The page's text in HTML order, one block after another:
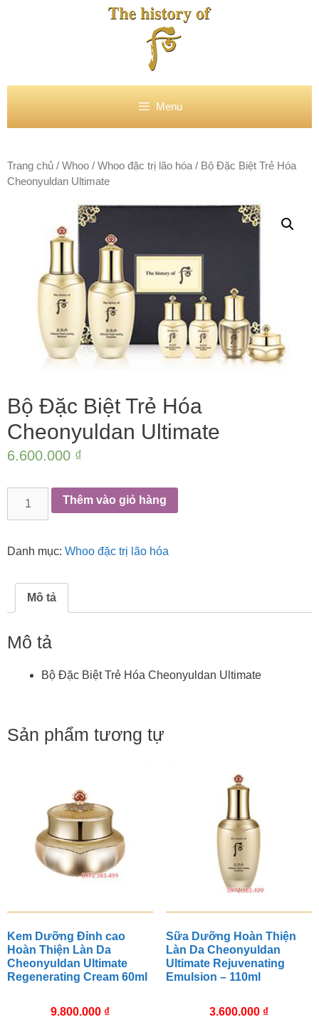
Menu
Trang chủ / Whoo / Whoo đặc trị lão hóa / Bộ Đặc Biệt Trẻ Hóa
Cheonyuldan Ultimate
Bộ Đặc Biệt Trẻ Hóa
Cheonyuldan Ultimate
6.600.000 ₫
Trẻ
Cheonyuldan
Ultimate
số
lượng
Thêm vào giỏ hàng
Danh mục: Whoo đặc trị lão hóa
Mô tả
Mô tả
Bộ Đặc Biệt Trẻ Hóa Cheonyuldan Ultimate
Sản phẩm tương tự
Kem Dưỡng Đỉnh cao
Hoàn Thiện Làn Da
Cheonyuldan Ultimate
Regenerating Cream 60ml
9.800.000 ₫
Sữa Dưỡng Hoàn Thiện
Làn Da Cheonyuldan
Ultimate Rejuvenating
Emulsion – 110ml
3.600.000 ₫